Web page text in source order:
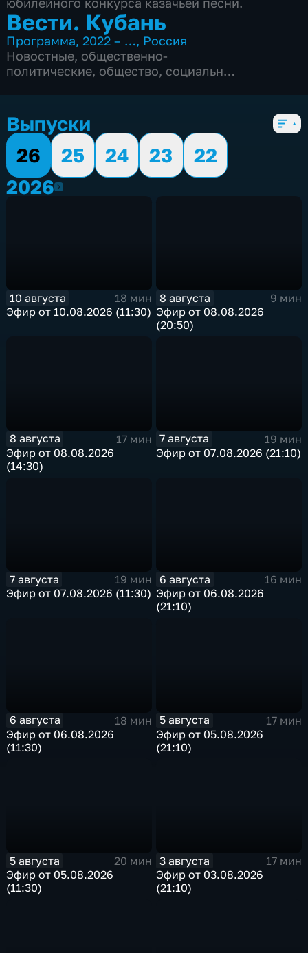
Вести. Кубань
Программа,2022 – …, Россия
Новостные, общественно-
политические, общество, социально-
Выпуски
26
25 24 23
22
20262026
10 августа
18 мин
Эфир от 10.08.2026 (11:30)
8 августа
9 мин
Эфир от 08.08.2026
(20:50)
8 августа
17 мин
Эфир от 08.08.2026
(14:30)
7 августа
19 мин
Эфир от 07.08.2026 (21:10)
7 августа
19 мин
Эфир от 07.08.2026 (11:30)
6 августа
16 мин
Эфир от 06.08.2026
(21:10)
6 августа
18 мин
Эфир от 06.08.2026
(11:30)
5 августа
17 мин
Эфир от 05.08.2026
(21:10)
5 августа
20 мин
Эфир от 05.08.2026
(11:30)
3 августа
17 мин
Эфир от 03.08.2026
(21:10)